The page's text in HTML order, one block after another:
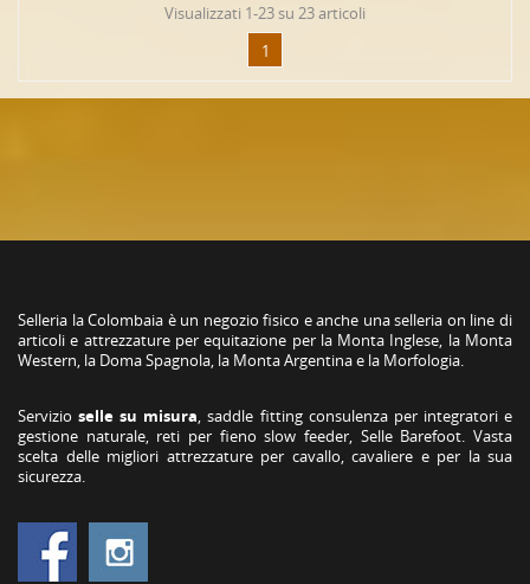
Visualizzati 1-23 su 23 articoli
1
Selleria la Colombaia è un negozio fisico e anche una selleria on line di
articoli e attrezzature per equitazione per la Monta Inglese, la Monta
Western, la Doma Spagnola, la Monta Argentina e la Morfologia.
Servizioselle su misura, saddle fitting consulenza per integratori e
gestione naturale, reti per fieno slow feeder, Selle Barefoot. Vasta
scelta delle migliori attrezzature per cavallo, cavaliere e per la sua
sicurezza.